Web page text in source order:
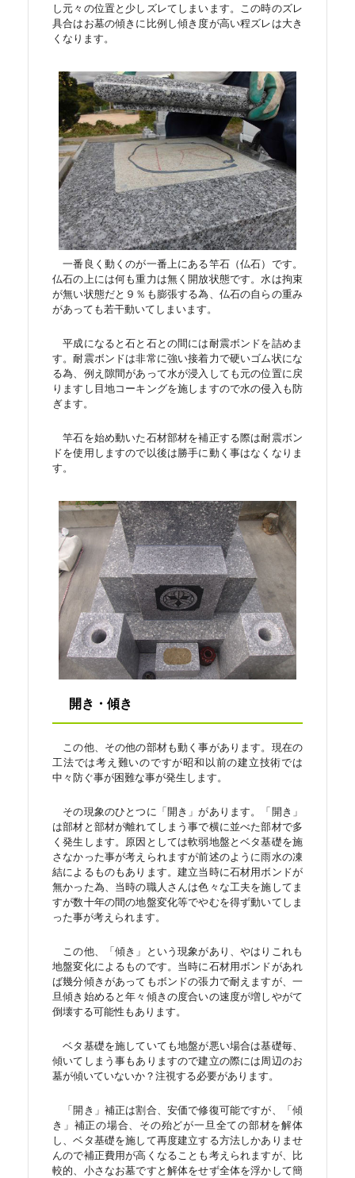
し元々の位置と少しズレてしまいます。この時のズレ
具合はお墓の傾きに比例し傾き度が高い程ズレは大き
くなります。
一番良く動くのが一番上にある竿石（仏石）です。
仏石の上には何も重力は無く開放状態です。水は拘束
が無い状態だと９％も膨張する為、仏石の自らの重み
があっても若干動いてしまいます。
平成になると石と石との間には耐震ボンドを詰めま
す。耐震ボンドは非常に強い接着力で硬いゴム状にな
る為、例え隙間があって水が浸入しても元の位置に戻
りますし目地コーキングを施しますので水の侵入も防
ぎます。
竿石を始め動いた石材部材を補正する際は耐震ボン
ドを使用しますので以後は勝手に動く事はなくなりま
す。
開き・傾き
この他、その他の部材も動く事があります。現在の
工法では考え難いのですが昭和以前の建立技術では
中々防ぐ事が困難な事が発生します。
その現象のひとつに「開き」があります。「開き」
は部材と部材が離れてしまう事で横に並べた部材で多
く発生します。原因としては軟弱地盤とベタ基礎を施
さなかった事が考えられますが前述のように雨水の凍
結によるものもあります。建立当時に石材用ボンドが
無かった為、当時の職人さんは色々な工夫を施してま
すが数十年の間の地盤変化等でやむを得ず動いてしま
った事が考えられます。
この他、「傾き」という現象があり、やはりこれも
地盤変化によるものです。当時に石材用ボンドがあれ
ば幾分傾きがあってもボンドの張力で耐えますが、一
旦傾き始めると年々傾きの度合いの速度が増しやがて
倒壊する可能性もあります。
ベタ基礎を施していても地盤が悪い場合は基礎毎、
傾いてしまう事もありますので建立の際には周辺のお
墓が傾いていないか？注視する必要があります。
「開き」補正は割合、安価で修復可能ですが、「傾
き」補正の場合、その殆どが一旦全ての部材を解体
し、ベタ基礎を施して再度建立する方法しかありませ
んので補正費用が高くなることも考えられますが、比
較的、小さなお墓ですと解体をせず全体を浮かして簡